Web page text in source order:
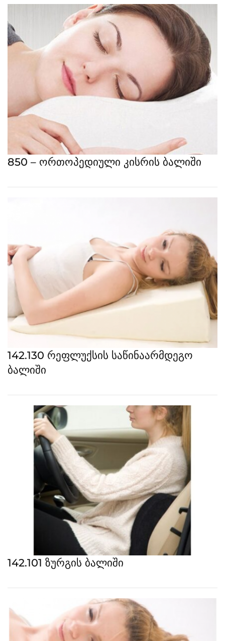
850 – ორთოპედიული კისრის ბალიში
142.130 რეფლუქსის საწინაარმდეგო
ბალიში
142.101 ზურგის ბალიში